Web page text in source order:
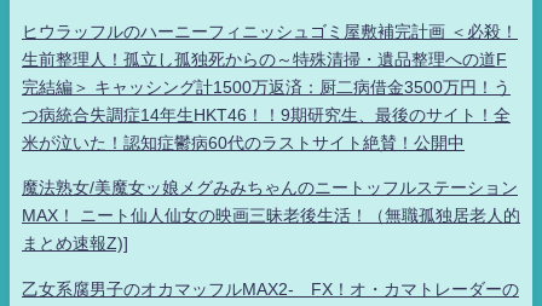
ヒウラッフルのハーニーフィニッシュゴミ屋敷補完計画 ＜必殺！
生前整理人！孤立し孤独死からの～特殊清掃・遺品整理への道F
完結編＞ キャッシング計1500万返済：厨二病借金3500万円！う
つ病統合失調症14年生HKT46！！9期研究生、最後のサイト！全
米が泣いた！認知症鬱病60代のラストサイト絶賛！公開中
魔法熟女/美魔女ッ娘メグみみちゃんのニートッフルステーション
MAX！ ニート仙人仙女の映画三昧老後生活！（無職孤独居老人的
まとめ速報Z)]
乙女系腐男子のオカマッフルMAX2- FX！オ・カマトレーダーの